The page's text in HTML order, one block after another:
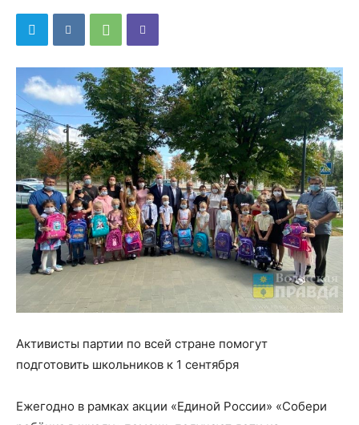
Активисты партии по всей стране помогут
подготовить школьников к 1 сентября
Ежегодно в рамках акции «Единой России» «Собери